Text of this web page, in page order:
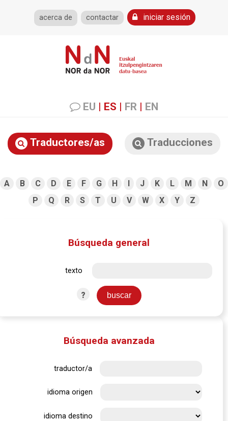
acerca de contactar iniciar sesión
EU | ES | FR | EN
Traductores/as Traducciones
A B C D E F G H I J K L M N
O
P
Q R S T U V W X Y Z
Búsqueda general
texto
?
Búsqueda avanzada
traductor/a
idioma origen
idioma destino